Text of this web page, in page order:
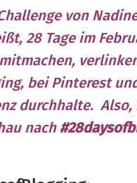
von
28 Tage im
, bei Pinterest
durchhalte.
nach